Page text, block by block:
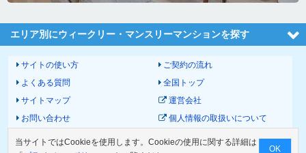
エリア別にウィークリー・マンスリーマンションを探す
サイトの使い方
ご契約の流れ
よくある質問
全国トップ
サイトマップ
運営会社
お問い合わせ
個人情報の取扱いについて
利用規約
当サイトではCookieを使用します。Cookieの使用に関する詳細は
OK